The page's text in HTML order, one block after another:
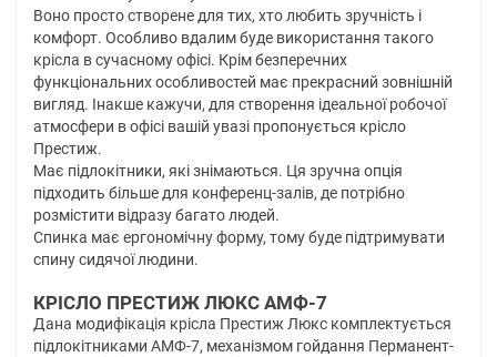
Воно просто створене для тих, хто любить зручність і
комфорт. Особливо вдалим буде використання такого
крісла в сучасному офісі. Крім безперечних
функціональних особливостей має прекрасний зовнішній
вигляд. Інакше кажучи, для створення ідеальної робочої
атмосфери в офісі вашій увазі пропонується крісло
Престиж.
Має підлокітники, які знімаються. Ця зручна опція
підходить більше для конференц-залів, де потрібно
розмістити відразу багато людей.
Спинка має ергономічну форму, тому буде підтримувати
спину сидячої людини.
КРІСЛО ПРЕСТИЖ ЛЮКС АМФ-7
Дана модифікація крісла Престиж Люкс комплектується
підлокітниками АМФ-7, механізмом гойдання Перманент-